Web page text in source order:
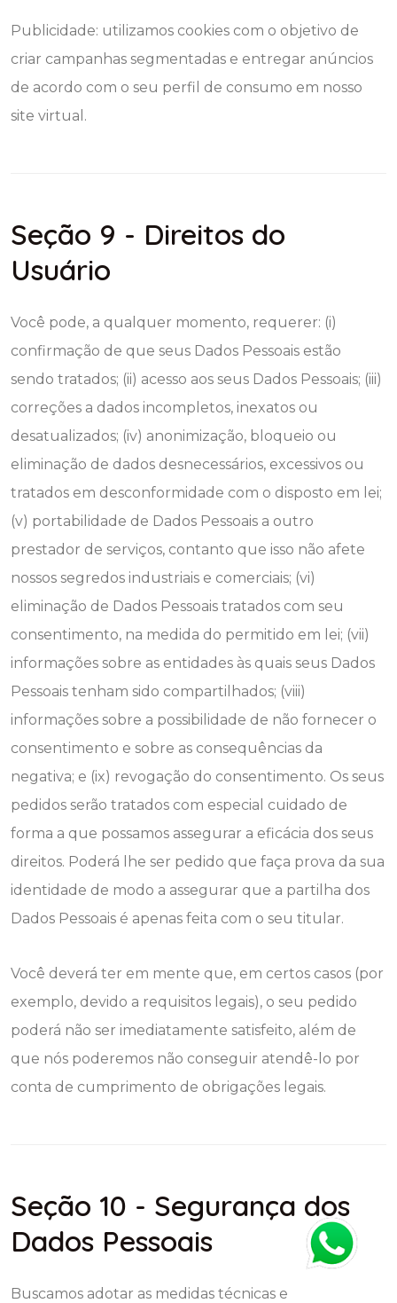
Publicidade: utilizamos cookies com o objetivo de
criar campanhas segmentadas e entregar anúncios
de acordo com o seu perfil de consumo em nosso
site virtual.
Seção 9 - Direitos do
Usuário
Você pode, a qualquer momento, requerer: (i)
confirmação de que seus Dados Pessoais estão
sendo tratados; (ii) acesso aos seus Dados Pessoais; (iii)
correções a dados incompletos, inexatos ou
desatualizados; (iv) anonimização, bloqueio ou
eliminação de dados desnecessários, excessivos ou
tratados em desconformidade com o disposto em lei;
(v) portabilidade de Dados Pessoais a outro
prestador de serviços, contanto que isso não afete
nossos segredos industriais e comerciais; (vi)
eliminação de Dados Pessoais tratados com seu
consentimento, na medida do permitido em lei; (vii)
informações sobre as entidades às quais seus Dados
Pessoais tenham sido compartilhados; (viii)
informações sobre a possibilidade de não fornecer o
consentimento e sobre as consequências da
negativa; e (ix) revogação do consentimento. Os seus
pedidos serão tratados com especial cuidado de
forma a que possamos assegurar a eficácia dos seus
direitos. Poderá lhe ser pedido que faça prova da sua
identidade de modo a assegurar que a partilha dos
Dados Pessoais é apenas feita com o seu titular.
Você deverá ter em mente que, em certos casos (por
exemplo, devido a requisitos legais), o seu pedido
poderá não ser imediatamente satisfeito, além de
que nós poderemos não conseguir atendê-lo por
conta de cumprimento de obrigações legais.
Seção 10 - Segurança dos
Dados Pessoais
Buscamos adotar as medidas técnicas e